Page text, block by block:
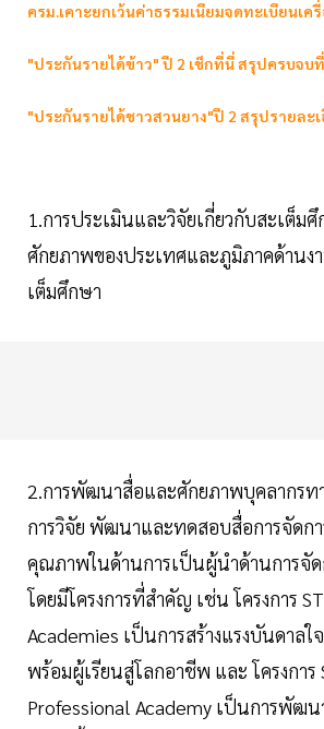
ครม.เคาะยกเว้นค่าธรรมเนียมจดทะเบียนเค
"ประกันรายได้ข้าว" ปี 2 เช็กที่นี่ สรุปครบจบ
"ประกันรายได้ชาวสวนยาง"ปี 2 สรุปรายละ
1.การประเมินและวิจัยเกี่ยวกับสะเต็
ศักยภาพของประเทศและภูมิภาคด้านง
เต็มศึกษา
2.การพัฒนาสื่อและศักยภาพบุคลากรท
การวิจัย พัฒนาและทดสอบสื่อการจัดก
คุณภาพในด้านการเป็นผู้นำด้านการจัด
โดยมีโครงการที่สำคัญ เช่น โครงการ
Academies เป็นการสร้างแรงบันดาลใ
พร้อมผู้เรียนสู่โลกอาชีพ และ โครงการ
Professional Academy เป็นการพัฒน